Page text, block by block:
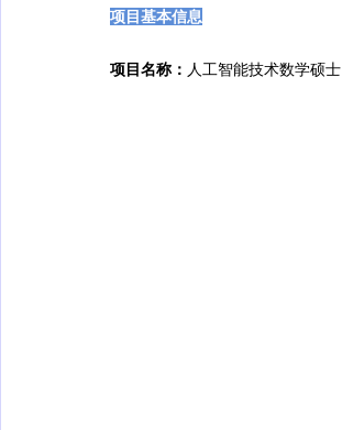
项目基本信息
项目名称： 人工智能技术数学硕士